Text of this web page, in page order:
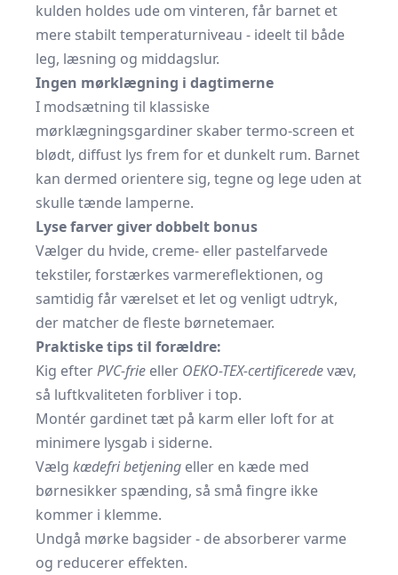
kulden holdes ude om vinteren, får barnet et
mere stabilt temperaturniveau - ideelt til både
leg, læsning og middagslur.
Ingen mørklægning i dagtimerne
I modsætning til klassiske
mørklægningsgardiner skaber termo-screen et
blødt, diffust lys frem for et dunkelt rum. Barnet
kan dermed orientere sig, tegne og lege uden at
skulle tænde lamperne.
Lyse farver giver dobbelt bonus
Vælger du hvide, creme- eller pastelfarvede
tekstiler, forstærkes varme­­reflektionen, og
samtidig får værelset et let og venligt udtryk,
der matcher de fleste børnetemaer.
Praktiske tips til forældre:
Kig efterPVC-frie eller OEKO-TEX-certificeredevæv,
så luftkvaliteten forbliver i top.
Montér gardinet tæt på karm eller loft for at
minimere lysgab i siderne.
Vælg kædefri betjening eller en kæde med
børnesikker spænding, så små fingre ikke
kommer i klemme.
Undgå mørke bagsider - de absorberer varme
og reducerer effekten.